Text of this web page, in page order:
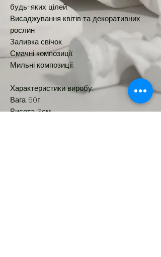
будь-яких цілей:
Висаджування квітів та декоративних
рослин.
Заливка свічок.
Смачні композиції.
Мильні композиції.
Характеристики виробу:
Вага: 50г
Висота: 3см